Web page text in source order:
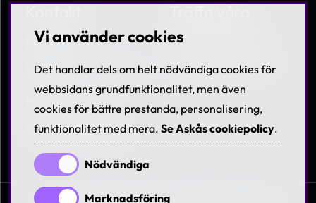
Kontakt
Nyheter
Villkor & Policies
Hållbarhet
Visselblåsning
Träffa våra
medarbetare
Lediga tjänster
Vi använder cookies
Det handlar dels om helt nödvändiga cookies för
webbsidans grundfunktionalitet, men även
cookies för bättre prestanda, personalisering,
funktionalitet med mera. Se Askås cookiepolicy.
Nödvändiga
Marknadsföring